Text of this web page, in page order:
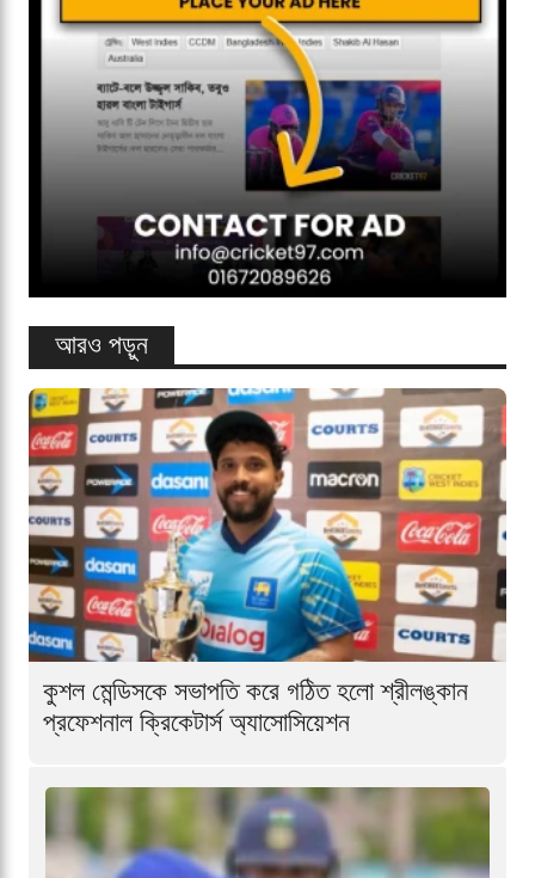
আরও পড়ুন
কুশল মেন্ডিসকে সভাপতি করে গঠিত হলো শ্রীলঙ্কান
প্রফেশনাল ক্রিকেটার্স অ্যাসোসিয়েশন